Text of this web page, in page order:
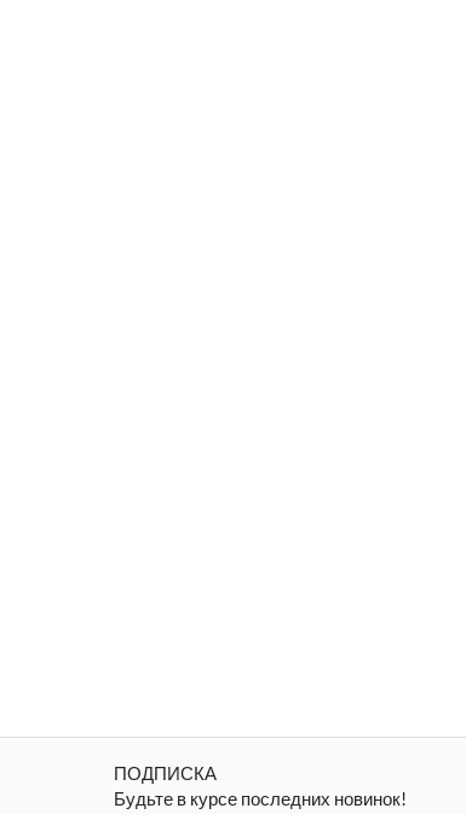
ПОДПИСКА
Будьте в курсе последних новинок!